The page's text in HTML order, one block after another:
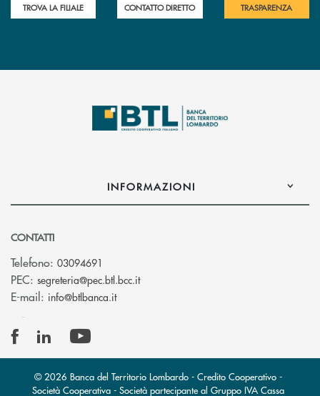
TROVA LA FILIALE CONTATTO DIRETTO TRASPARENZA
INFORMAZIONI
CONTATTI
Telefono: 03094691
PEC: segreteria@pec.btl.bcc.it(si apre l’app di posta elettronica)
E-mail: info@btlbanca.it(si apre l’app di posta elettronica)
© 2026 Banca del Territorio Lombardo - Credito Cooperativo -
Società Cooperativa - Società partecipante al Gruppo IVA Cassa